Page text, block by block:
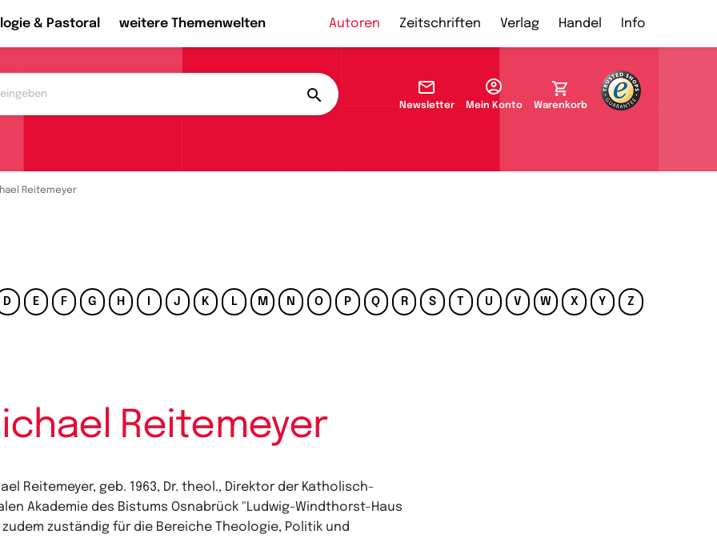
& Pastoral weitere Themenwelten Autoren Zeitschriften Verlag Handel Info
Newsletter Mein Konto Warenkorb
Reitemeyer
D E F G H J K L M N O P Q R S T U V W X Y Z
Reitemeyer
Reitemeyer, geb. 1963, Dr. theol., Direktor der Katholisch-
Akademie des Bistums Osnabrück "Ludwig-Windthorst-Haus
zudem zuständig für die Bereiche Theologie, Politik und